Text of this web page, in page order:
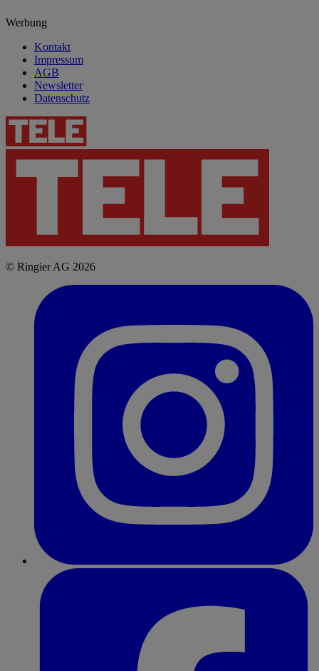
Werbung
Kontakt
Impressum
AGB
Newsletter
Datenschutz
© Ringier AG 2026